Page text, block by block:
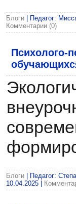
Блоги | Педагог:
Комментарии (0)
Психолого-
Блоги | Педагог:
10.04.2025